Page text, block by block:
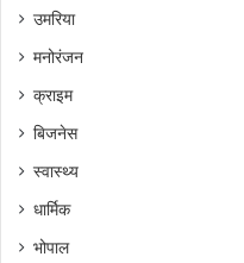
उमरिया
मनोरंजन
क्राइम
बिजनेस
स्वास्थ्य
धार्मिक
भोपाल